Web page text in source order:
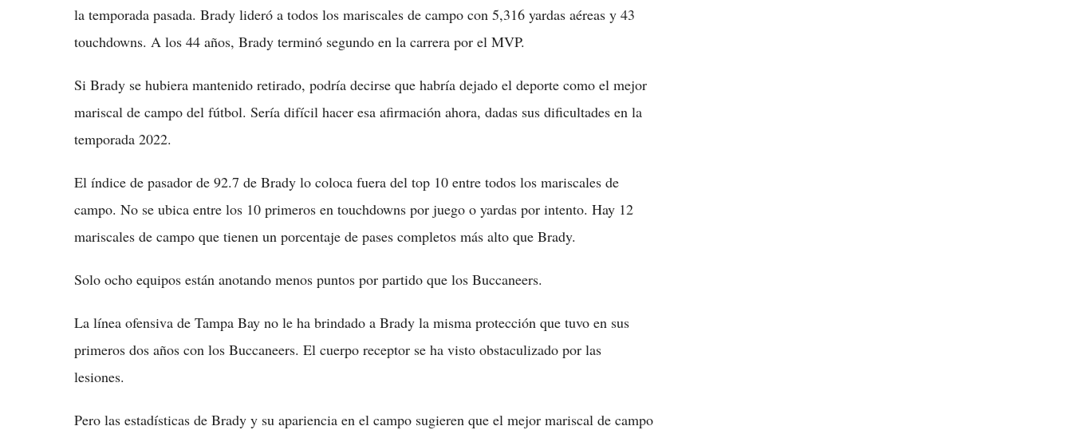
la temporada pasada. Brady lideró a todos los mariscales de campo con 5,316 yardas aéreas y 43
touchdowns. A los 44 años, Brady terminó segundo en la carrera por el MVP.
Si Brady se hubiera mantenido retirado, podría decirse que habría dejado el deporte como el mejor
mariscal de campo del fútbol. Sería difícil hacer esa afirmación ahora, dadas sus dificultades en la
temporada 2022.
El índice de pasador de 92.7 de Brady lo coloca fuera del top 10 entre todos los mariscales de
campo. No se ubica entre los 10 primeros en touchdowns por juego o yardas por intento. Hay 12
mariscales de campo que tienen un porcentaje de pases completos más alto que Brady.
Solo ocho equipos están anotando menos puntos por partido que los Buccaneers.
La línea ofensiva de Tampa Bay no le ha brindado a Brady la misma protección que tuvo en sus
primeros dos años con los Buccaneers. El cuerpo receptor se ha visto obstaculizado por las
lesiones.
Pero las estadísticas de Brady y su apariencia en el campo sugieren que el mejor mariscal de campo